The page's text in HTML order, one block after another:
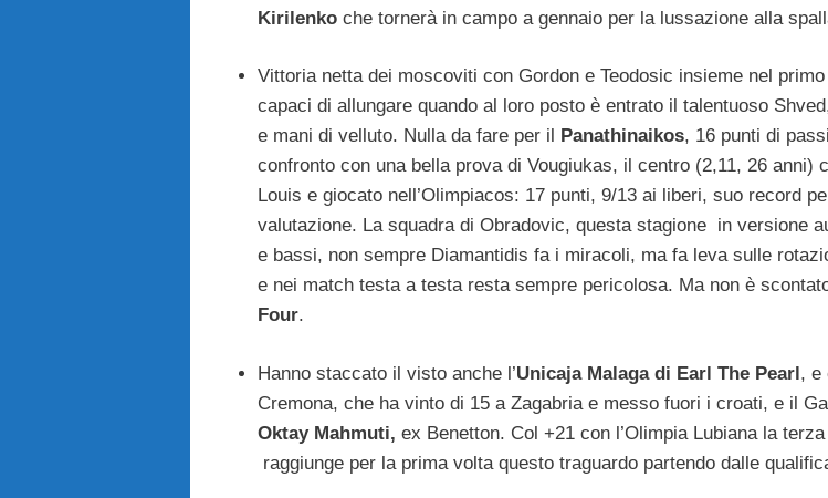
Kirilenko che tornerà in campo a gennaio per la lussazione alla
Vittoria netta dei moscoviti con Gordon e Teodosic insieme nel
capaci di allungare quando al loro posto è entrato il talentuoso
e mani di velluto. Nulla da fare per il
Panathinaikos, 16 punti di
confronto con una bella prova di Vougiukas, il centro (2,11, 26 anni)
Louis e giocato nell’Olimpiacos: 17 punti, 9/13 ai liberi, suo record
valutazione. La squadra di Obradovic, questa stagione in versione
e bassi, non sempre Diamantidis fa i miracoli, ma fa leva sulle
e nei match testa a testa resta sempre pericolosa. Ma non è
Four.
Hanno staccato il visto anche l’Unicaja Malaga di Earl The Pearl, e
Cremona, che ha vinto di 15 a Zagabria e messo fuori i croati, e il
Oktay Mahmuti, ex Benetton. Col +21 con l’Olimpia Lubiana la
raggiunge per la prima volta questo traguardo partendo dalle